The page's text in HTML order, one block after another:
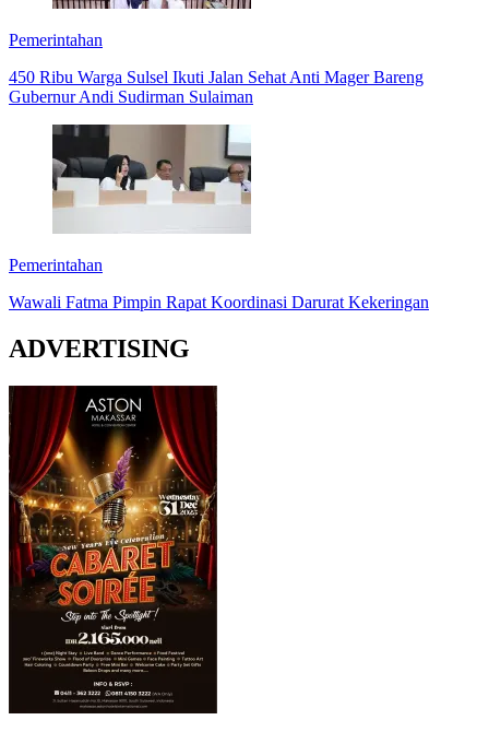
Pemerintahan
450 Ribu Warga Sulsel Ikuti Jalan Sehat Anti Mager Bareng
Gubernur Andi Sudirman Sulaiman
Pemerintahan
Wawali Fatma Pimpin Rapat Koordinasi Darurat Kekeringan
ADVERTISING